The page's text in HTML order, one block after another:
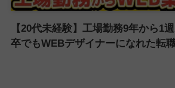
【20代未経験】工場勤務9年から1
卒でもWEBデザイナーになれた転